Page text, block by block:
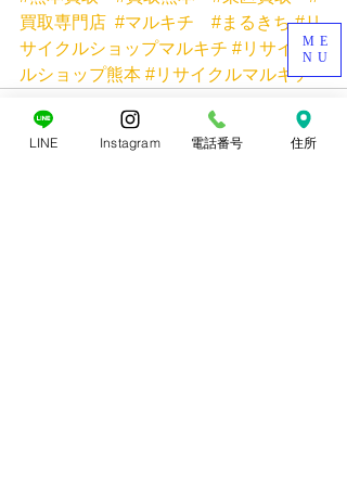
ME
NU
買取専門店 #マルキチ #まるきち #リ
サイクルショップマルキチ #リサイク
ルショップ熊本 #リサイクルマルキチ
LINE Instagram 電話番号 住所